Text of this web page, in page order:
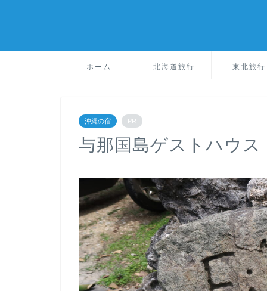
ホーム 北海道旅行 東北旅行
沖縄の宿 PR
与那国島ゲストハウ